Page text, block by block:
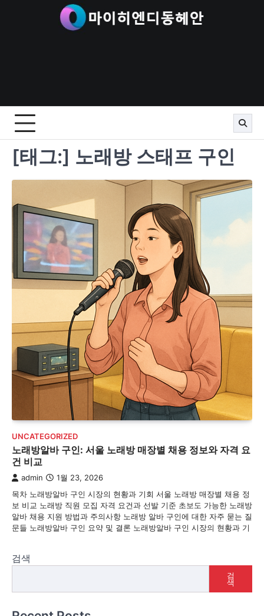
[태그:] 노래방 스태프 구인
UNCATEGORIZED
노래방알바 구인: 서울 노래방 매장별 채용 정보와 자격 요
건 비교
admin 1월 23, 2026
목차 노래방알바 구인 시장의 현황과 기회 서울 노래방 매장별 채용 정
보 비교 노래방 직원 모집 자격 요건과 선발 기준 초보도 가능한 노래방
알바 채용 지원 방법과 주의사항 노래방 알바 구인에 대한 자주 묻는 질
문들 노래방알바 구인 요약 및 결론 노래방알바 구인 시장의 현황과 기
검색
검
색